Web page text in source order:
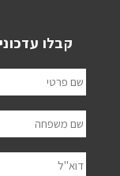
קבלו
שם פרטי
שם משפחה
דוא"ל